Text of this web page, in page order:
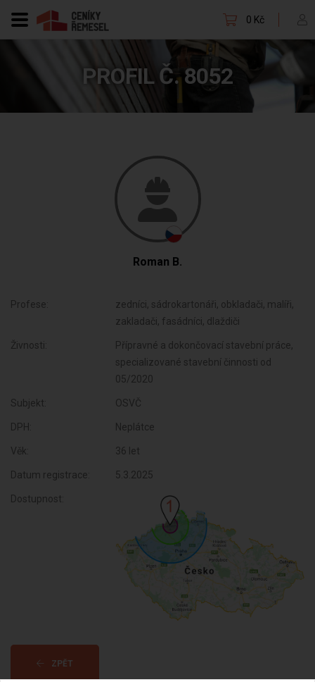
0 Kč
PROFIL Č. 8052
Roman B.
Profese:
zedníci, sádrokartonáři, obkladači, malíři,
zakladači, fasádníci, dlaždiči
Živnosti:
Přípravné a dokončovací stavební práce,
specializované stavební činnosti od
05/2020
Subjekt: OSVČ
DPH: Neplátce
Věk: 36 let
Datum registrace: 5.3.2025
Dostupnost:
ZPĚT